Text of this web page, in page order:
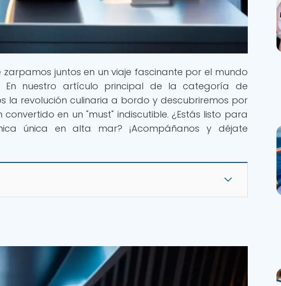
zarpamos juntos en un viaje fascinante por el mundo
nuestro artículo principal de la categoría de
la revolución culinaria a bordo y descubriremos por
en un "must" indiscutible. ¿Estás listo para
única en alta mar? ¡Acompáñanos y déjate